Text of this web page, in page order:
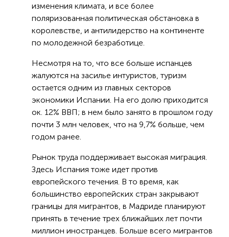
изменения климата, и все более
поляризованная политическая обстановка в
королевстве, и антилидерство на континенте
по молодежной безработице.
Несмотря на то, что все больше испанцев
жалуются на засилье интуристов, туризм
остается одним из главных секторов
экономики Испании. На его долю приходится
ок. 12% ВВП; в нем было занято в прошлом году
почти 3 млн человек, что на 9,7% больше, чем
годом ранее.
Рынок труда поддерживает высокая миграция.
Здесь Испания тоже идет против
европейского течения. В то время, как
большинство европейских стран закрывают
границы для мигрантов, в Мадриде планируют
принять в течение трех ближайших лет почти
миллион иностранцев. Больше всего мигрантов